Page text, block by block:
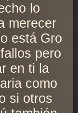
lo
merecer
está Gro
pero
en ti la
como
si otros